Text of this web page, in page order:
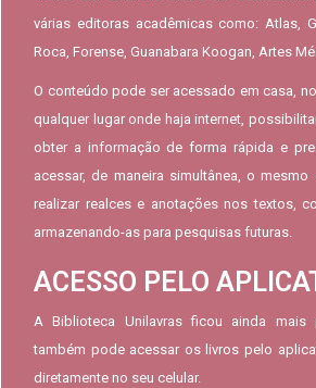
várias editoras acadêmicas como: Atlas,
Roca, Forense, Guanabara Koogan, Artes
O conteúdo pode ser acessado em casa,
qualquer lugar onde haja internet,
obter a informação de forma rápida e
acessar, de maneira simultânea, o
realizar realces e anotações nos textos,
armazenando-as para pesquisas futuras.
ACESSO PELO
A Biblioteca Unilavras ficou ainda mais
também pode acessar os livros pelo
diretamente no seu celular.